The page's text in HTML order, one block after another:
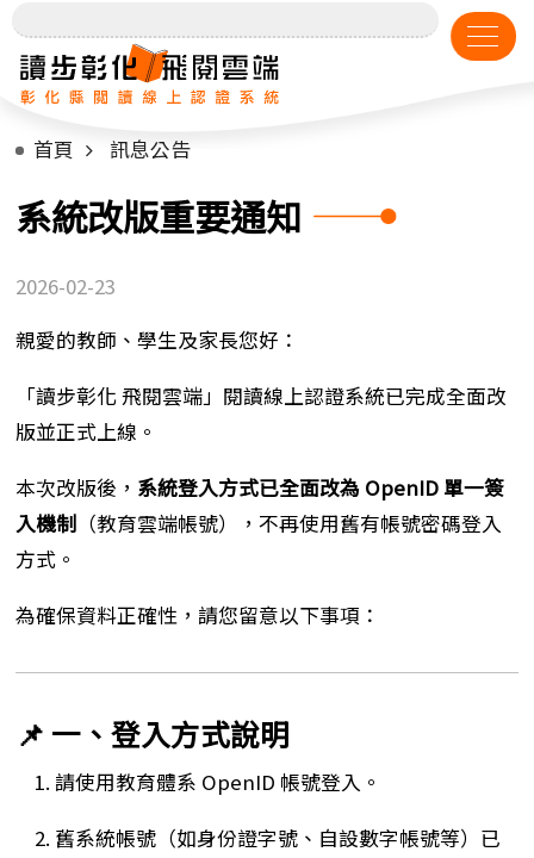
首頁 訊息公告
系統改版重要通知
2026-02-23
親愛的教師、學生及家長您好：
「讀步彰化 飛閱雲端」閱讀線上認證系統已完成全面改
版並正式上線。
本次改版後， 系統登入方式已全面改為 OpenID 單一簽
入機制（教育雲端帳號），不再使用舊有帳號密碼登入
方式。
為確保資料正確性，請您留意以下事項：
📌 一、登入方式說明
請使用教育體系 OpenID 帳號登入。
舊系統帳號（如身份證字號、自設數字帳號等）已